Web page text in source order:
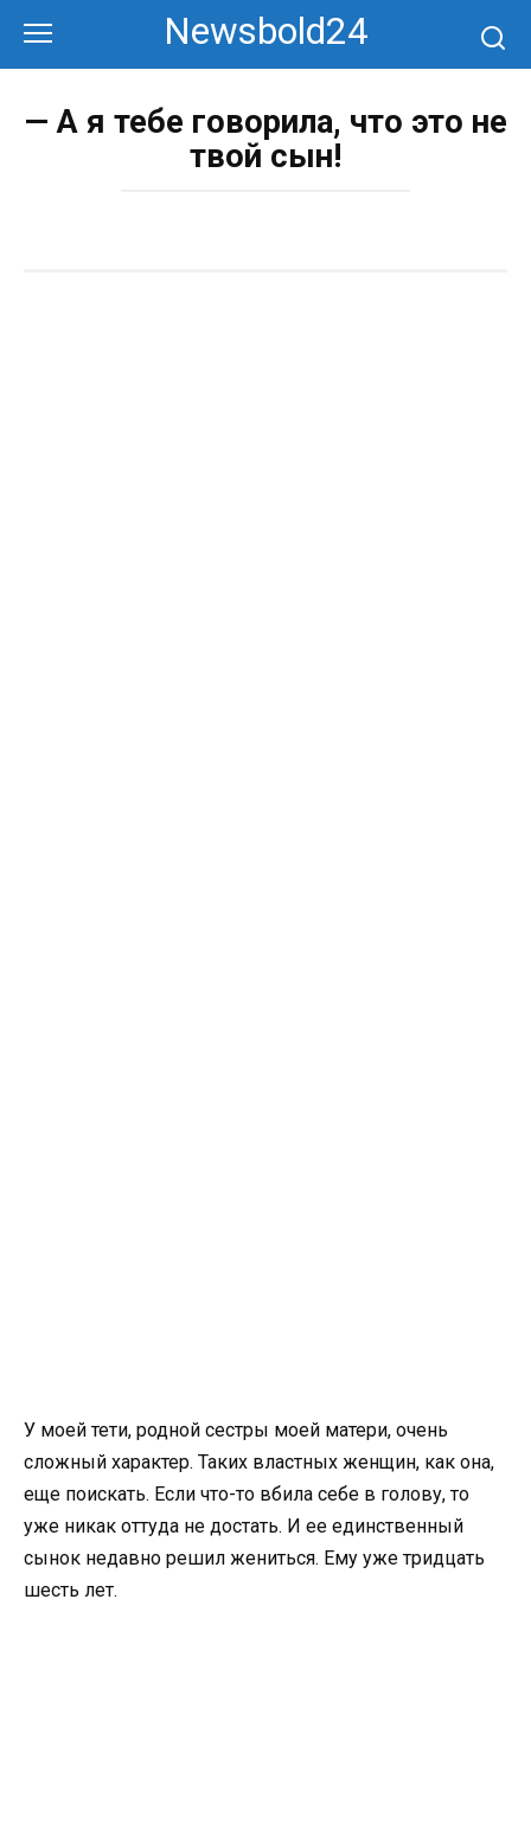
контенту
Newsbold24
— А я тебе говорила, что это не
твой сын!
У моей тети, родной сестры моей матери, очень
сложный характер. Таких властных женщин, как она,
еще поискать. Если что-то вбила себе в голову, то
уже никак оттуда не достать. И ее единственный
сынок недавно решил жениться. Ему уже тридцать
шесть лет.